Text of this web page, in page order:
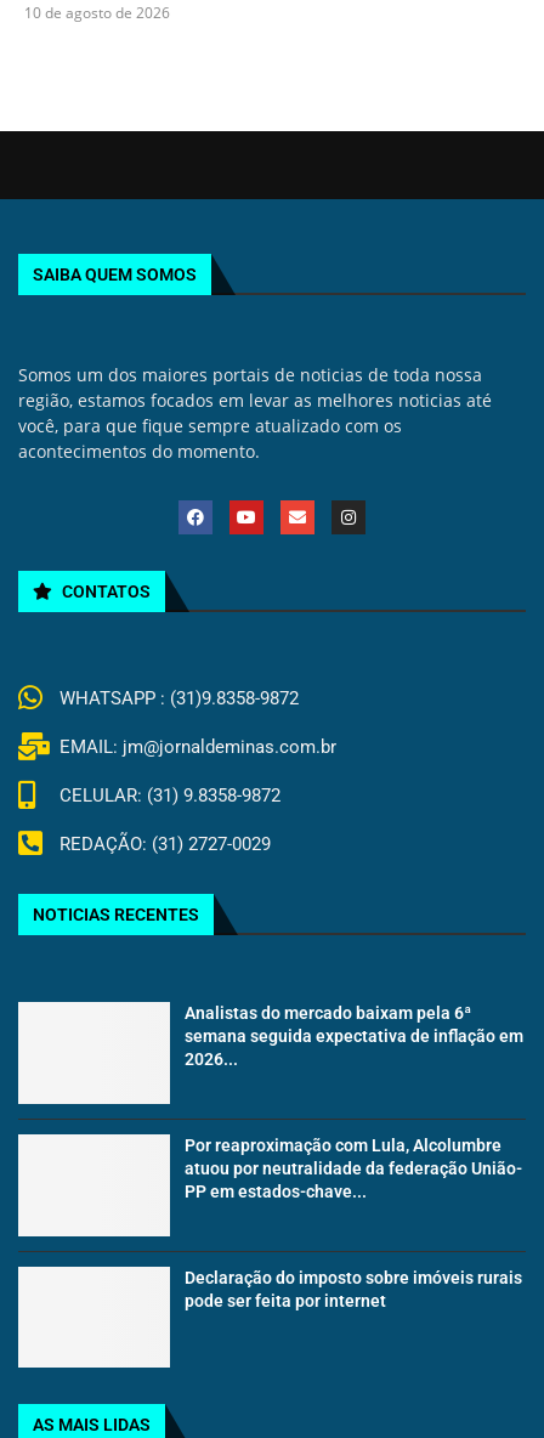
10 de agosto de 2026
SAIBA QUEM SOMOS
Somos um dos maiores portais de noticias de toda nossa
região, estamos focados em levar as melhores noticias até
você, para que fique sempre atualizado com os
acontecimentos do momento.
CONTATOS
WHATSAPP : (31)9.8358-9872
EMAIL: jm@jornaldeminas.com.br
CELULAR: (31) 9.8358-9872
REDAÇÃO: (31) 2727-0029
NOTICIAS RECENTES
Analistas do mercado baixam pela 6ª
semana seguida expectativa de inflação em
2026...
Por reaproximação com Lula, Alcolumbre
atuou por neutralidade da federação União-
PP em estados-chave...
Declaração do imposto sobre imóveis rurais
pode ser feita por internet
AS MAIS LIDAS